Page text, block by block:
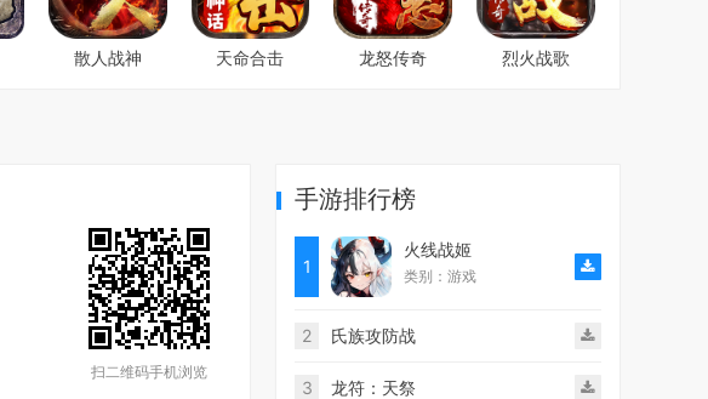
散人战神 天命合击 龙怒传奇 烈火战歌
扫二维码手机浏览
手游排行榜
1
火线战姬
类别：游戏
2 氏族攻防战
3 龙符：天祭